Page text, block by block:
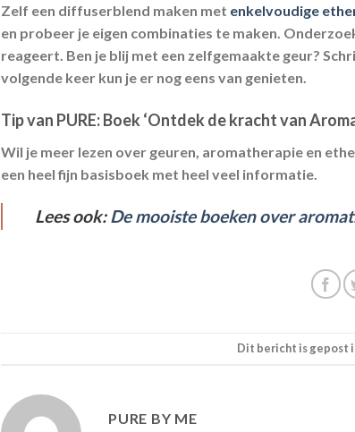
Zelf een diffuserblend maken met enkelvoudige
en probeer je eigen combinaties te maken.
reageert. Ben je blij met een zelfgemaakte geur?
volgende keer kun je er nog eens van genieten.
Tip van PURE: Boek ‘Ontdek de kracht van
Wil je meer lezen over geuren, aromatherapie en
een heel fijn basisboek met heel veel informatie.
Lees ook:De mooiste boeken over
Dit bericht is gepost
PURE BY ME